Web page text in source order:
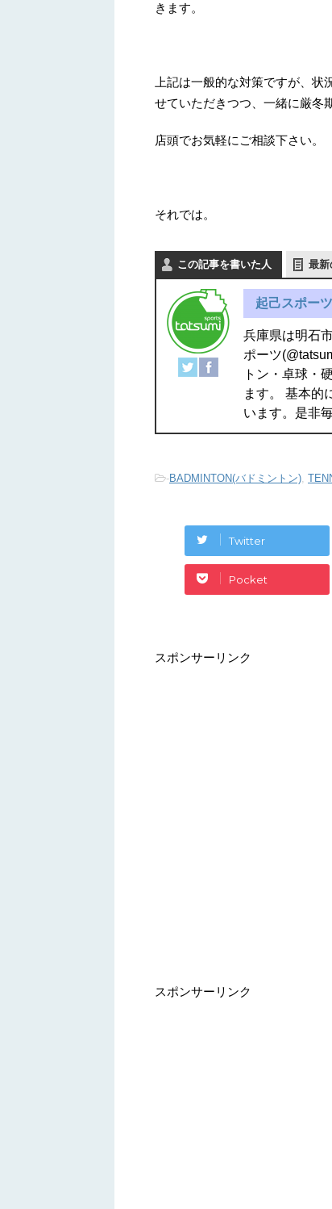
きます。
上記は一般的な対策ですが、
せていただきつつ、一緒に厳冬
店頭でお気軽にご相談下さい。
それでは。
この記事を書いた人 最新
起己スポー
兵庫県は明石
ポーツ
トン・卓球・
ます。 基本的
います。是非
-BADMINTON(バドミントン),
Twitter
Pocket
スポンサーリンク
スポンサーリンク